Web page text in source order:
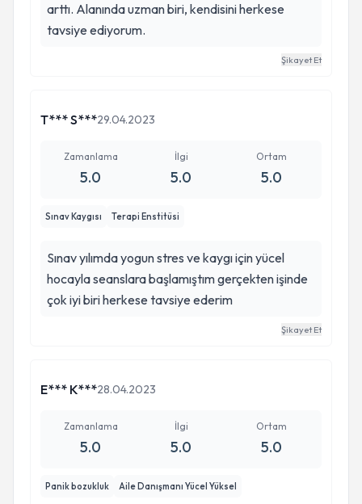
arttı. Alanında uzman biri, kendisini herkese
tavsiye ediyorum.
Şikayet Et
T*** S***29.04.2023
Zamanlama
5.0
İlgi
5.0
Ortam
5.0
Sınav Kaygısı Terapi Enstitüsi
Sınav yılımda yogun stres ve kaygı için yücel
hocayla seanslara başlamıştım gerçekten işinde
çok iyi biri herkese tavsiye ederim
Şikayet Et
E*** K***28.04.2023
Zamanlama
5.0
İlgi
5.0
Ortam
5.0
Panik bozukluk Aile Danışmanı Yücel Yüksel